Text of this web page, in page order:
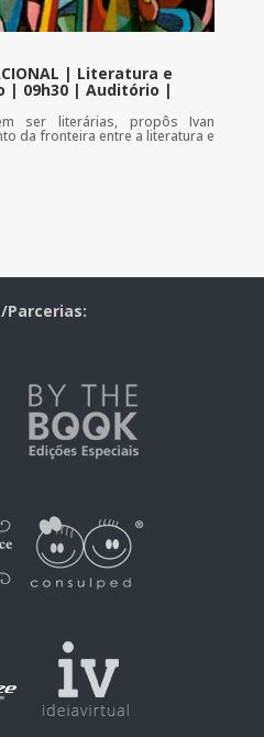
| Literatura e
| 09h30 | Auditório |
ser literárias, propôs Ivan
da fronteira entre a literatura e
Parcerias: